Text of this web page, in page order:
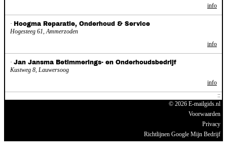
info
· Hoogma Reparatie, Onderhoud & Service
Hogesteeg 61, Ammerzoden
info
· Jan Jansma Betimmerings- en Onderhoudsbedrijf
Kustweg 8, Lauwersoog
info
© 2026 E-mailgids.nl
Voorwaarden
Privacy
Richtlijnen Google Mijn Bedrijf